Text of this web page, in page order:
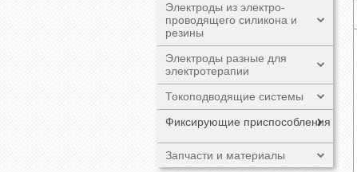
Электроды из электро-
проводящего силикона и
резины
Электроды разные для
электротерапии
Токоподводящие системы
Фиксирующие приспособления
Запчасти и материалы